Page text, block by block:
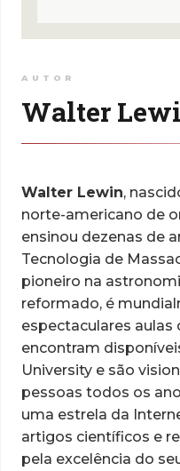
AUTOR
Walter
Walter Lewin,
norte-americano de
ensinou dezenas de
Tecnologia de
pioneiro na
reformado, é
espectaculares aulas
encontram
University e são
pessoas todos os
uma estrela da
artigos científicos e
pela excelência do